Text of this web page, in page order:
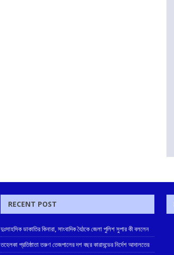
RECENT POST
দুঃসাহসিক ডাকাতির কিনারা, সাংবাদিক বৈঠকে জেলা পুলিশ সুপার কী বললেন
তহেলকা প্রতিষ্ঠাতা তরুণ তেজপালের দশ বছর কারাদন্ডের নির্দেশ আদালতের